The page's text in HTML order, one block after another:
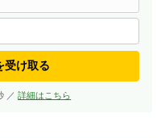
受け取る
／詳細はこちら